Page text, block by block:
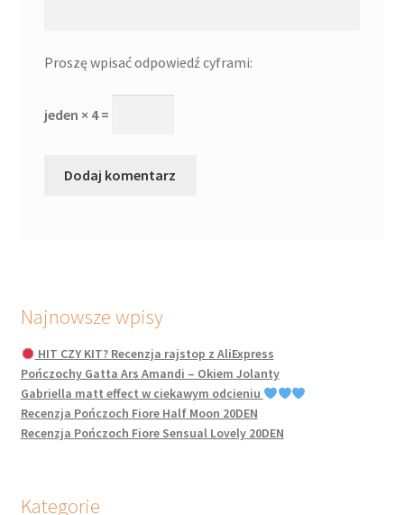
Proszę wpisać odpowiedź cyframi:
jeden × 4 =
Najnowsze wpisy
HIT CZY KIT? Recenzja rajstop z AliExpress
Pończochy Gatta Ars Amandi – Okiem Jolanty
Gabriella matt effect w ciekawym odcieniu
Recenzja Pończoch Fiore Half Moon 20DEN
Recenzja Pończoch Fiore Sensual Lovely 20DEN
Kategorie